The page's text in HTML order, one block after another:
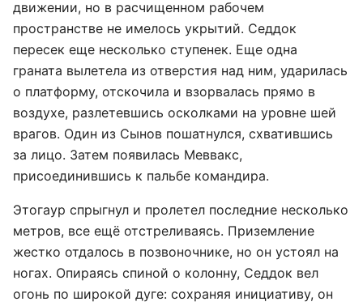
движении, но в расчищенном рабочем
пространстве не имелось укрытий. Седдок
пересек еще несколько ступенек. Еще одна
граната вылетела из отверстия над ним, ударилась
о платформу, отскочила и взорвалась прямо в
воздухе, разлетевшись осколками на уровне шей
врагов. Один из Сынов пошатнулся, схватившись
за лицо. Затем появилась Меввакс,
присоединившись к пальбе командира.
Этогаур спрыгнул и пролетел последние несколько
метров, все ещё отстреливаясь. Приземление
жестко отдалось в позвоночнике, но он устоял на
ногах. Опираясь спиной о колонну, Седдок вел
огонь по широкой дуге: сохраняя инициативу, он